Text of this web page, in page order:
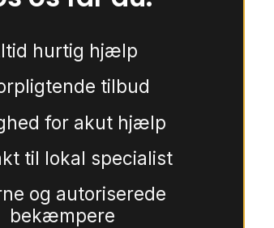
hurtig hjælp
tilbud
for akut hjælp
til lokal specialist
og autoriserede
bekæmpere